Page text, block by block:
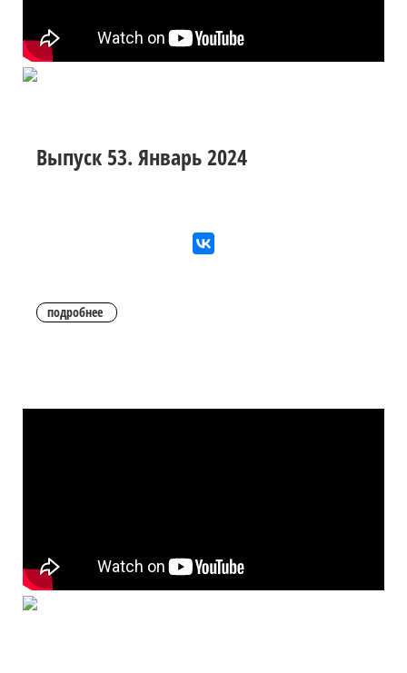
Выпуск 53. Январь 2024
подробнее